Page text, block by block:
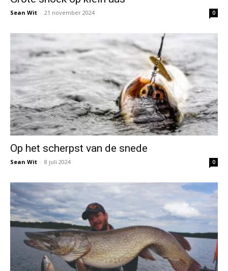
Sean Wit - 21 november 2024 0
Op het scherpst van de snede
Sean Wit - 8 juli 2024 0